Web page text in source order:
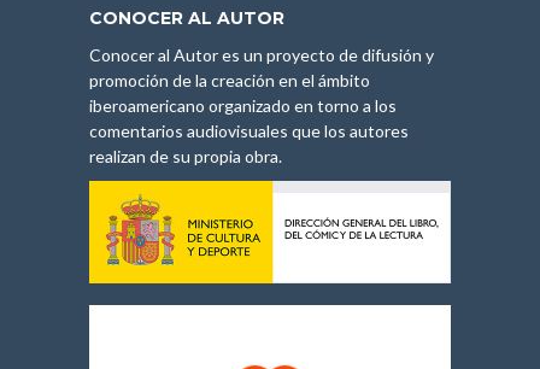
CONOCER AL AUTOR
Conocer al Autor es un proyecto de difusión y
promoción de la creación en el ámbito
iberoamericano organizado en torno a los
comentarios audiovisuales que los autores
realizan de su propia obra.